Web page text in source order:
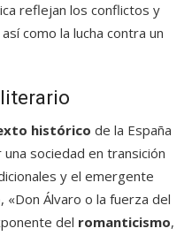
reflejan los conflictos y
como la lucha contra un
histórico de la España
sociedad en transición
y el emergente
«Don Álvaro o la fuerza del
del romanticismo,